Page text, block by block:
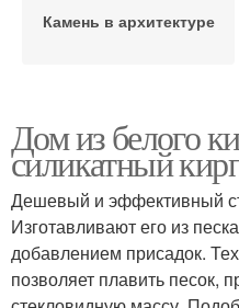
Камень в архитектуре
Дом из белого
силикатный
Дешевый и эффективный
Изготавливают его из
добавлением присадок.
позволяет плавить песок,